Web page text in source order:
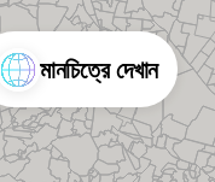
মানচিত্রে দেখান